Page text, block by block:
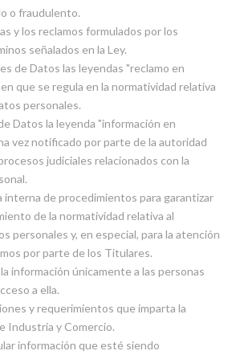
o fraudulento.
y los reclamos formulados por los
señalados en la Ley.
de Datos las leyendas "reclamo en
que se regula en la normatividad relativa
personales.
Datos la leyenda "información en
vez notificado por parte de la autoridad
judiciales relacionados con la
de procedimientos para garantizar
de la normatividad relativa al
personales y, en especial, para la atención
por parte de los Titulares.
información únicamente a las personas
a ella.
y requerimientos que imparta la
Industria y Comercio.
información que esté siendo